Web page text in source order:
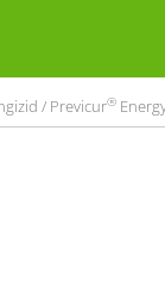
/ Previcur®